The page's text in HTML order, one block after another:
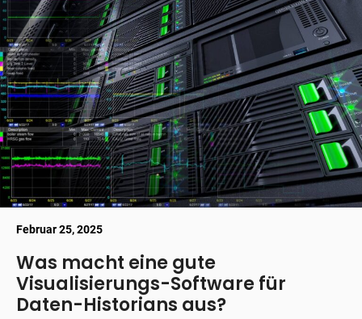
Februar 25, 2025
Was macht eine gute
Visualisierungs-Software für
Daten-Historians aus?